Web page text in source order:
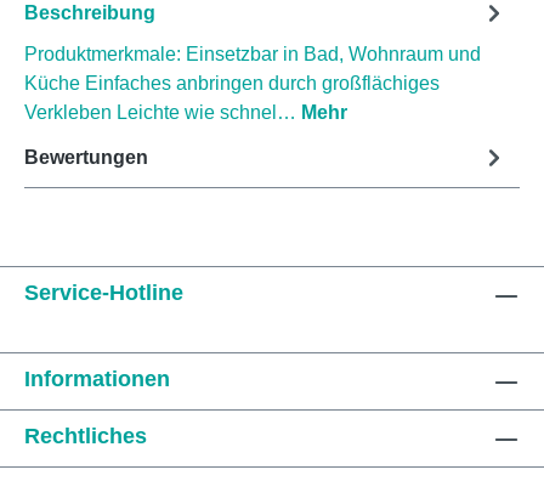
Beschreibung
Produktmerkmale: Einsetzbar in Bad, Wohnraum und
Küche Einfaches anbringen durch großflächiges
Verkleben Leichte wie schnel… Mehr
Bewertungen
Service-Hotline
Informationen
Rechtliches